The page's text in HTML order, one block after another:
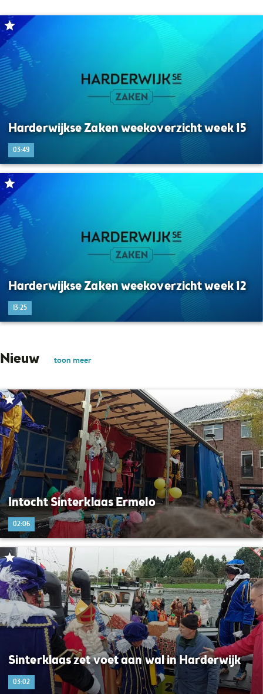
Harderwijkse Zaken weekoverzicht week 15
03:49
Harderwijkse Zaken weekoverzicht week 12
13:25
Nieuw toon meer
Intocht Sinterklaas Ermelo
02:06
Sinterklaas zet voet aan wal in Harderwijk
03:02